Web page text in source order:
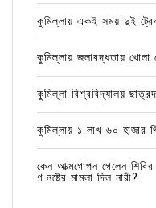
কুমিল্লায় একই সময় দুই
কুমিল্লায় জলাবদ্ধতায়
কুমিল্লা বিশ্ববিদ্যালয়
কুমিল্লায় ১ লাখ ৬০ হাজার
কেন আত্মগোপন গেলেন
ণ নষ্টের মামলা দিল নারী?